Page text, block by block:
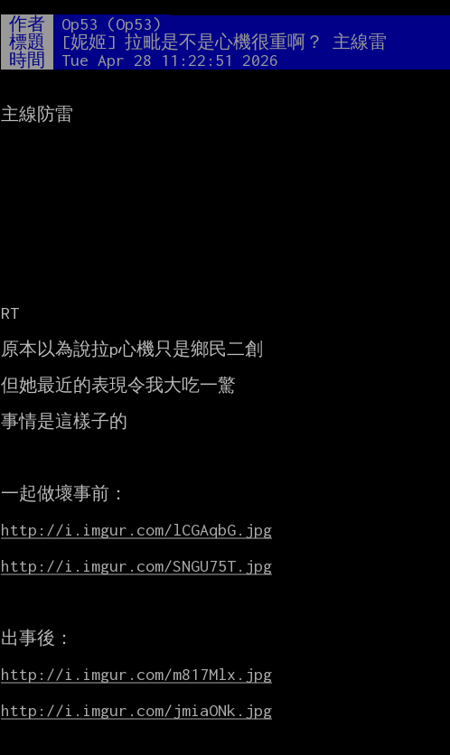
作者 Op53 (Op53)
標題
[妮姬] 拉毗是不是心機很重啊？ 主線雷
時間
Tue Apr 28 11:22:51 2026
主線防雷
RT
原本以為說拉p心機只是鄉民二創
但她最近的表現令我大吃一驚
事情是這樣子的
一起做壞事前：
http://i.imgur.com/lCGAqbG.jpg
http://i.imgur.com/SNGU75T.jpg
出事後：
http://i.imgur.com/m817Mlx.jpg
http://i.imgur.com/jmiaONk.jpg